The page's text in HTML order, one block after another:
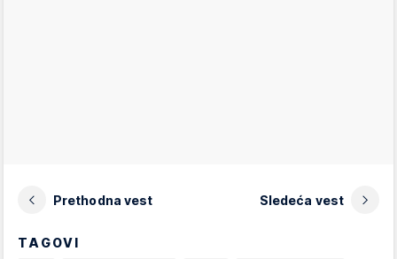
Prethodna vest Sledeća vest
TAGOVI